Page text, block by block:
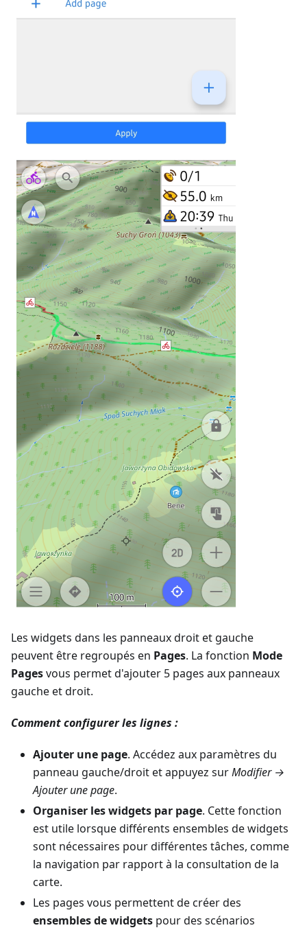
Les widgets dans les panneaux droit et gauche
peuvent être regroupés en Pages. La fonction Mode
Pagesvous permet d'ajouter 5 pages aux panneaux
gauche et droit.
Comment configurer les lignes :
Ajouter une page. Accédez aux paramètres du
panneau gauche/droit et appuyez surModifier →
Ajouter une page.
Organiser les widgets par page. Cette fonction
est utile lorsque différents ensembles de widgets
sont nécessaires pour différentes tâches, comme
la navigation par rapport à la consultation de la
carte.
Les pages vous permettent de créer des
ensembles de widgets pour des scénarios